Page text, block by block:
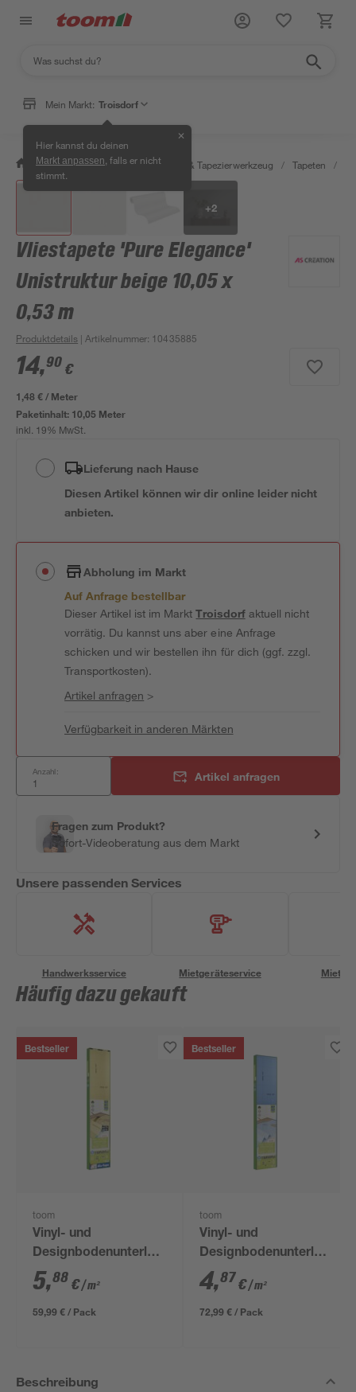
Mein Markt: Troisdorf
Hier kannst du deinen
Markt anpassen , falls er nicht
stimmt.
✕
/ Wohnen & Haushalt / Tapeten & Tapezierwerkzeug / Tapeten /
+2
Vliestapete 'Pure Elegance'
Unistruktur beige 10,05 x
0,53 m
Produktdetails | Artikelnummer: 10435885
14,90 €
1,48 € / Meter
Paketinhalt: 10,05 Meter
inkl. 19% MwSt.
Lieferung nach Hause
Diesen Artikel können wir dir online leider nicht
anbieten.
Abholung im Markt
Auf Anfrage bestellbar
Dieser Artikel ist im MarktTroisdorfaktuell nicht
vorrätig. Du kannst uns aber eine Anfrage
schicken und wir bestellen ihn für dich (ggf. zzgl.
Transportkosten).
Artikel anfragen >
Verfügbarkeit in anderen Märkten
Anzahl: Artikel anfragen
Fragen zum Produkt?
Sofort-Videoberatung aus dem Markt
Unsere passenden Services
Handwerksservice Mietgeräteservice
Häufig dazu gekauft
Bestseller
toom
Vinyl- und
Designbodenunterlage
'Aquastop' 1,5 mm,
1,2 x 8,5 m, 10,2 m² +
Tape
5,88 €/ m²
59,99 € / Pack
Bestseller
toom
Vinyl- und
Designbodenunterlage
1 mm, 1,2 x 12,5 m, 15
m²
4,87€/ m²
72,99 € / Pack
Beschreibung